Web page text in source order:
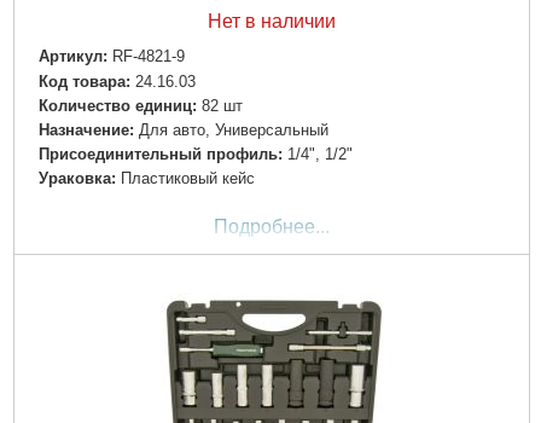
Нет в наличии
Артикул: RF-4821-9
Код товара: 24.16.03
Количество единиц: 82 шт
Назначение: Для авто, Универсальный
Пpиcoeдинитeльный пpoфиль: 1/4", 1/2"
Ураковка: Пластиковый кейс
Подробнее...